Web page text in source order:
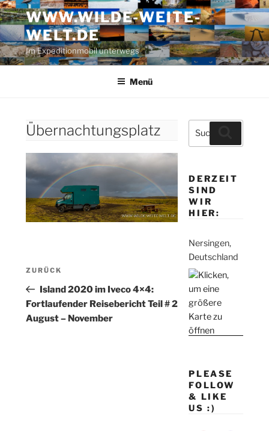
Zum
Inhalt
springen
WWW.WILDE-WEITE-
WELT.DE
Im Expeditionmobil unterwegs
Menü
Übernachtungsplatz
Beitragsnavigation
Vorheriger
Beitrag
ZURÜCK
Island 2020 im Iveco 4×4:
Fortlaufender Reisebericht Teil # 2
August – November
Suche
nach:
DERZEIT
SIND
WIR
HIER:
Nersingen,
Deutschland
PLEASE
FOLLOW
& LIKE
US :)